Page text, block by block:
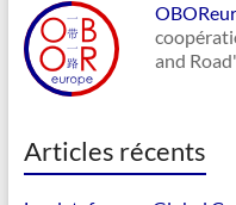
and
Articles récents